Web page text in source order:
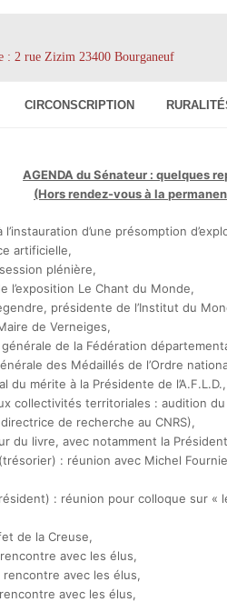
: 2 rue Zizim 23400 Bourganeuf
CIRCONSCRIPTION
AGENDA du Sénateur : quelques
(Hors rendez-vous à la
d’une présomption
artificielle,
plénière,
l’exposition Le Chant du Monde,
présidente de l’Institut du
de Verneiges,
de la Fédération
des Médaillés de l’Ordre
du mérite à la Présidente de l’A.F.L.D.,
collectivités territoriales : audition
de recherche au CNRS),
du livre, avec notamment la
: réunion avec Michel
: réunion pour colloque sur «
de la Creuse,
avec les élus,
rencontre avec les élus,
avec les élus,